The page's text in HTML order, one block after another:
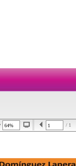
/ 1